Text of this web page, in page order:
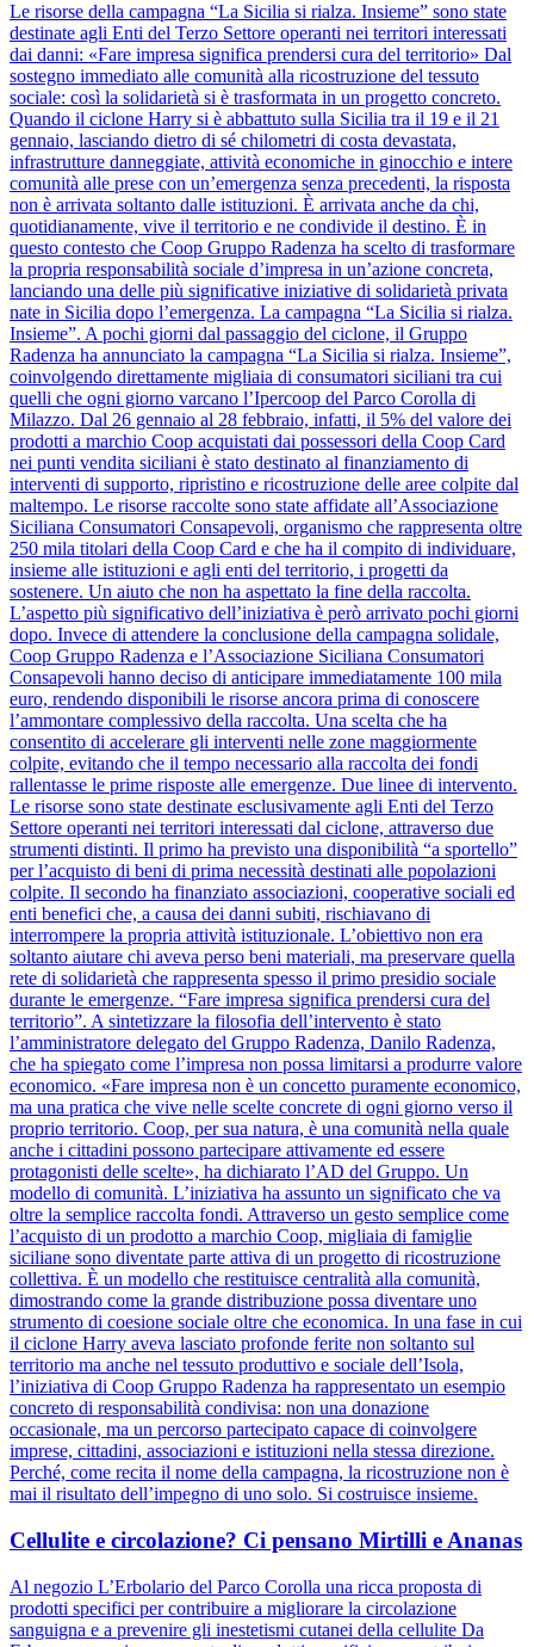
Le risorse della campagna “La Sicilia si rialza. Insieme” sono state
destinate agli Enti del Terzo Settore operanti nei territori interessati
dai danni: «Fare impresa significa prendersi cura del territorio» Dal
sostegno immediato alle comunità alla ricostruzione del tessuto
sociale: così la solidarietà si è trasformata in un progetto concreto.
Quando il ciclone Harry si è abbattuto sulla Sicilia tra il 19 e il 21
gennaio, lasciando dietro di sé chilometri di costa devastata,
infrastrutture danneggiate, attività economiche in ginocchio e intere
comunità alle prese con un’emergenza senza precedenti, la risposta
non è arrivata soltanto dalle istituzioni. È arrivata anche da chi,
quotidianamente, vive il territorio e ne condivide il destino. È in
questo contesto che Coop Gruppo Radenza ha scelto di trasformare
la propria responsabilità sociale d’impresa in un’azione concreta,
lanciando una delle più significative iniziative di solidarietà privata
nate in Sicilia dopo l’emergenza. La campagna “La Sicilia si rialza.
Insieme”. A pochi giorni dal passaggio del ciclone, il Gruppo
Radenza ha annunciato la campagna “La Sicilia si rialza. Insieme”,
coinvolgendo direttamente migliaia di consumatori siciliani tra cui
quelli che ogni giorno varcano l’Ipercoop del Parco Corolla di
Milazzo. Dal 26 gennaio al 28 febbraio, infatti, il 5% del valore dei
prodotti a marchio Coop acquistati dai possessori della Coop Card
nei punti vendita siciliani è stato destinato al finanziamento di
interventi di supporto, ripristino e ricostruzione delle aree colpite dal
maltempo. Le risorse raccolte sono state affidate all’Associazione
Siciliana Consumatori Consapevoli, organismo che rappresenta oltre
250 mila titolari della Coop Card e che ha il compito di individuare,
insieme alle istituzioni e agli enti del territorio, i progetti da
sostenere. Un aiuto che non ha aspettato la fine della raccolta.
L’aspetto più significativo dell’iniziativa è però arrivato pochi giorni
dopo. Invece di attendere la conclusione della campagna solidale,
Coop Gruppo Radenza e l’Associazione Siciliana Consumatori
Consapevoli hanno deciso di anticipare immediatamente 100 mila
euro, rendendo disponibili le risorse ancora prima di conoscere
l’ammontare complessivo della raccolta. Una scelta che ha
consentito di accelerare gli interventi nelle zone maggiormente
colpite, evitando che il tempo necessario alla raccolta dei fondi
rallentasse le prime risposte alle emergenze. Due linee di intervento.
Le risorse sono state destinate esclusivamente agli Enti del Terzo
Settore operanti nei territori interessati dal ciclone, attraverso due
strumenti distinti. Il primo ha previsto una disponibilità “a sportello”
per l’acquisto di beni di prima necessità destinati alle popolazioni
colpite. Il secondo ha finanziato associazioni, cooperative sociali ed
enti benefici che, a causa dei danni subiti, rischiavano di
interrompere la propria attività istituzionale. L’obiettivo non era
soltanto aiutare chi aveva perso beni materiali, ma preservare quella
rete di solidarietà che rappresenta spesso il primo presidio sociale
durante le emergenze. “Fare impresa significa prendersi cura del
territorio”. A sintetizzare la filosofia dell’intervento è stato
l’amministratore delegato del Gruppo Radenza, Danilo Radenza,
che ha spiegato come l’impresa non possa limitarsi a produrre valore
economico. «Fare impresa non è un concetto puramente economico,
ma una pratica che vive nelle scelte concrete di ogni giorno verso il
proprio territorio. Coop, per sua natura, è una comunità nella quale
anche i cittadini possono partecipare attivamente ed essere
protagonisti delle scelte», ha dichiarato l’AD del Gruppo. Un
modello di comunità. L’iniziativa ha assunto un significato che va
oltre la semplice raccolta fondi. Attraverso un gesto semplice come
l’acquisto di un prodotto a marchio Coop, migliaia di famiglie
siciliane sono diventate parte attiva di un progetto di ricostruzione
collettiva. È un modello che restituisce centralità alla comunità,
dimostrando come la grande distribuzione possa diventare uno
strumento di coesione sociale oltre che economica. In una fase in cui
il ciclone Harry aveva lasciato profonde ferite non soltanto sul
territorio ma anche nel tessuto produttivo e sociale dell’Isola,
l’iniziativa di Coop Gruppo Radenza ha rappresentato un esempio
concreto di responsabilità condivisa: non una donazione
occasionale, ma un percorso partecipato capace di coinvolgere
imprese, cittadini, associazioni e istituzioni nella stessa direzione.
Perché, come recita il nome della campagna, la ricostruzione non è
mai il risultato dell’impegno di uno solo. Si costruisce insieme.
Cellulite e circolazione? Ci pensano Mirtilli e Ananas
Al negozio L’Erbolario del Parco Corolla una ricca proposta di
prodotti specifici per contribuire a migliorare la circolazione
sanguigna e a prevenire gli inestetismi cutanei della cellulite Da